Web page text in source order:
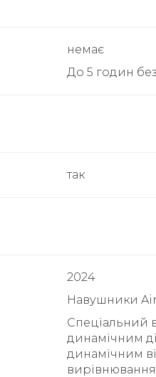
немає
До 5 годин
так
2024
Навушники
Спеціальний
динамічним
динамічним
вирівнювання